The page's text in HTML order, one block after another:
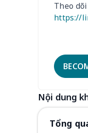
Theo
https://
Nội dung
Tổng